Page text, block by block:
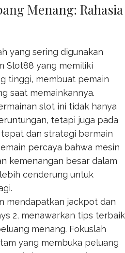
Menang: Rahasia
yang sering digunakan
Slot88 yang memiliki
tinggi, membuat pemain
saat memainkannya.
slot ini tidak hanya
tetapi juga pada
dan strategi bermain
percaya bahwa mesin
kemenangan besar dalam
cenderung untuk
mendapatkan jackpot dan
2, menawarkan tips terbaik
menang. Fokuslah
yang membuka peluang